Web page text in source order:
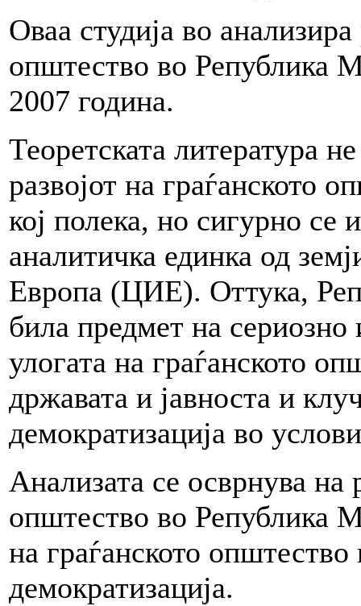
Оваа студија во анализира
општество во Република
2007 година.
Теоретската литература
развојот на граѓанското
кој полека, но сигурно се
аналитичка единка од
Европа (ЦИЕ). Оттука,
била предмет на
улогата на граѓанското
државата и јавноста и
демократизација во
Анализата се осврнува на
општество во Република
на граѓанското
демократизација.